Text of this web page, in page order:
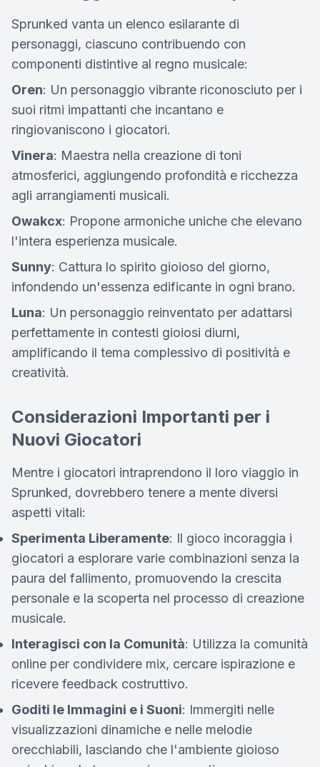
Sprunked vanta un elenco esilarante di
personaggi, ciascuno contribuendo con
componenti distintive al regno musicale:
Oren: Un personaggio vibrante riconosciuto per i
suoi ritmi impattanti che incantano e
ringiovaniscono i giocatori.
Vinera: Maestra nella creazione di toni
atmosferici, aggiungendo profondità e ricchezza
agli arrangiamenti musicali.
Owakcx: Propone armoniche uniche che elevano
l'intera esperienza musicale.
Sunny: Cattura lo spirito gioioso del giorno,
infondendo un'essenza edificante in ogni brano.
Luna: Un personaggio reinventato per adattarsi
perfettamente in contesti gioiosi diurni,
amplificando il tema complessivo di positività e
creatività.
Considerazioni Importanti per i
Nuovi Giocatori
Mentre i giocatori intraprendono il loro viaggio in
Sprunked, dovrebbero tenere a mente diversi
aspetti vitali:
Sperimenta Liberamente: Il gioco incoraggia i
giocatori a esplorare varie combinazioni senza la
paura del fallimento, promuovendo la crescita
personale e la scoperta nel processo di creazione
musicale.
Interagisci con la Comunità: Utilizza la comunità
online per condividere mix, cercare ispirazione e
ricevere feedback costruttivo.
Goditi le Immagini e i Suoni: Immergiti nelle
visualizzazioni dinamiche e nelle melodie
orecchiabili, lasciando che l'ambiente gioioso